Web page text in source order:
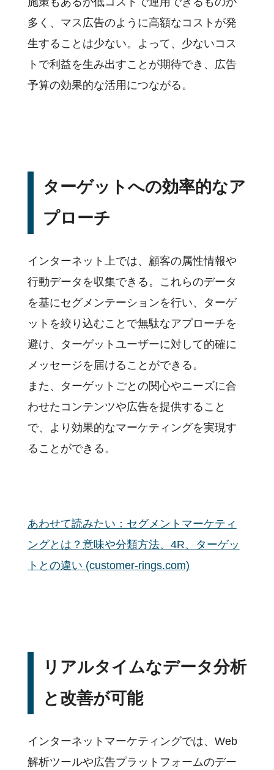
多く、マス広告のように高額なコストが発
生することは少ない。よって、少ないコス
トで利益を生み出すことが期待でき、広告
予算の効果的な活用につながる。
ターゲットへの効率的なア
プローチ
インターネット上では、顧客の属性情報や
行動データを収集できる。これらのデータ
を基にセグメンテーションを行い、ターゲ
ットを絞り込むことで無駄なアプローチを
避け、ターゲットユーザーに対して的確に
メッセージを届けることができる。
また、ターゲットごとの関心やニーズに合
わせたコンテンツや広告を提供すること
で、より効果的なマーケティングを実現す
ることができる。
あわせて読みたい：セグメントマーケティ
ングとは？意味や分類方法、4R、ターゲッ
トとの違い (customer-rings.com)
リアルタイムなデータ分析
と改善が可能
インターネットマーケティングでは、Web
解析ツールや広告プラットフォームのデー